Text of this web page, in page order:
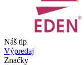
Náš tip
Výpredaj
Značky